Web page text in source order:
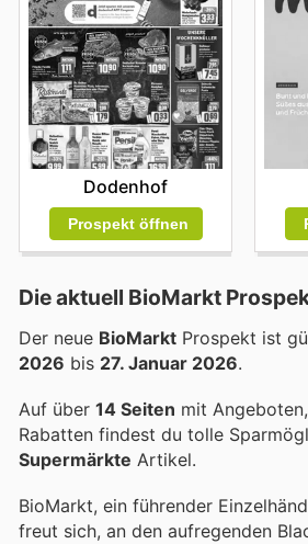
Dodenhof
Prospekt öffnen
Die aktuell BioMarkt
Der neue BioMarkt Prospekt ist
2026 bis 27. Januar 2026.
Auf über 14 Seiten mit
Rabatten findest du tolle
Supermärkte Artikel.
BioMarkt, ein führender
freut sich, an den aufregenden